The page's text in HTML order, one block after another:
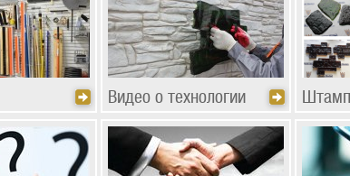
Видео о технологии